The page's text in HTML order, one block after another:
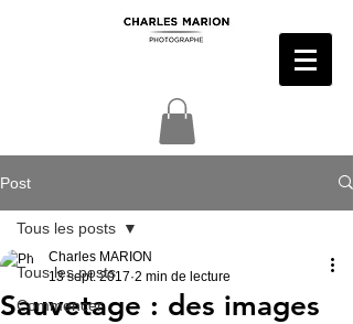
Post
Tous les posts
Commencer
Tous les posts
Sauvetage : des images
Charles MARION
13 sept. 2017 2 min de lecture